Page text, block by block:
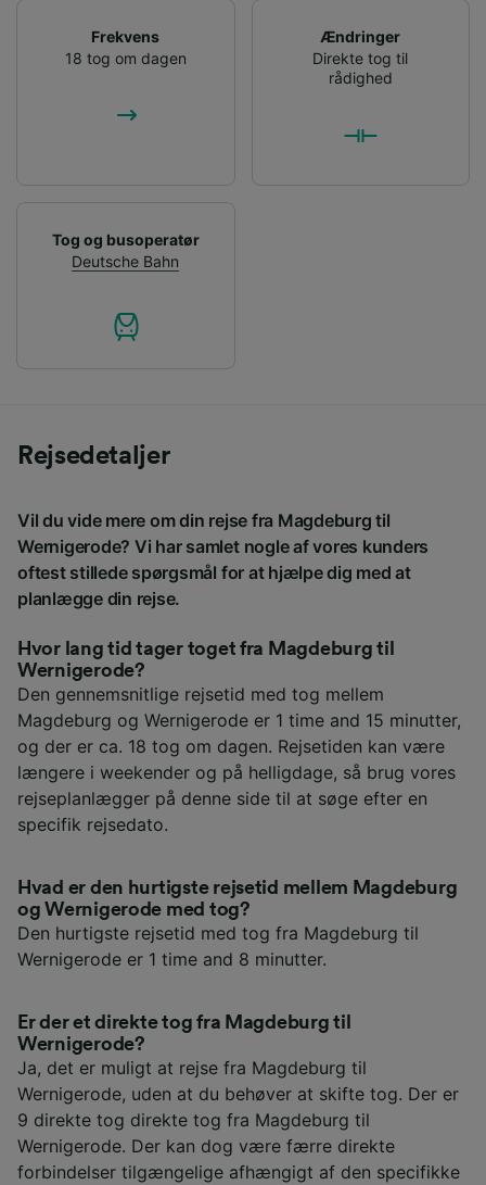
Frekvens
18 tog om dagen
Ændringer
Direkte tog til
rådighed
Tog og busoperatør
Deutsche Bahn
Rejsedetaljer
Vil du vide mere om din rejse fra Magdeburg til
Wernigerode? Vi har samlet nogle af vores kunders
oftest stillede spørgsmål for at hjælpe dig med at
planlægge din rejse.
Hvor lang tid tager toget fra Magdeburg til
Wernigerode?
Den gennemsnitlige rejsetid med tog mellem
Magdeburg og Wernigerode er 1 time and 15 minutter,
og der er ca. 18 tog om dagen. Rejsetiden kan være
længere i weekender og på helligdage, så brug vores
rejseplanlægger på denne side til at søge efter en
specifik rejsedato.
Hvad er den hurtigste rejsetid mellem Magdeburg
og Wernigerode med tog?
Den hurtigste rejsetid med tog fra Magdeburg til
Wernigerode er 1 time and 8 minutter.
Er der et direkte tog fra Magdeburg til
Wernigerode?
Ja, det er muligt at rejse fra Magdeburg til
Wernigerode, uden at du behøver at skifte tog. Der er
9 direkte tog direkte tog fra Magdeburg til
Wernigerode. Der kan dog være færre direkte
forbindelser tilgængelige afhængigt af den specifikke